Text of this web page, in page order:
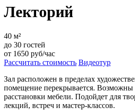
Лекторий
40 м²
до 30 гостей
от 1650 руб/час
Рассчитать стоимость Видеотур
Зал расположен в пределах
помещение перекрывается. Возможны
расстановки мебели. Подойдет для
лекций, встреч и мастер-классов.